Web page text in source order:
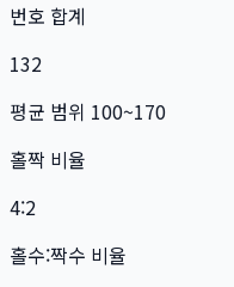
번호 합계
132
평균 범위 100~170
홀짝 비율
4:2
홀수:짝수 비율